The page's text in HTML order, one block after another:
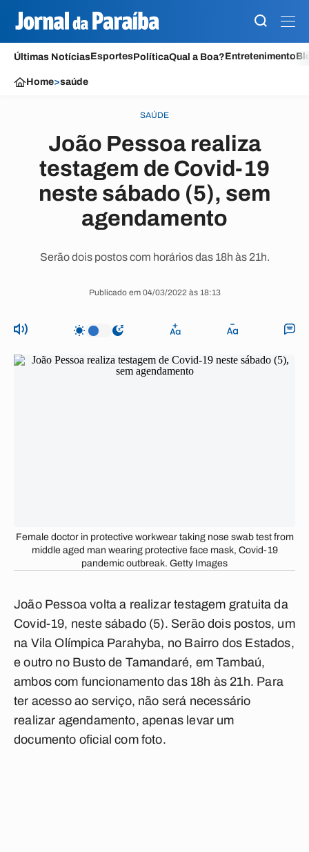
Últimas NotíciasEsportesPolíticaQual a Boa?Entretenimento
Home>saúde
SAÚDE
João Pessoa realiza
testagem de Covid-19
neste sábado (5), sem
agendamento
Serão dois postos com horários das 18h às 21h.
Publicado em 04/03/2022 às 18:13
Female doctor in protective workwear taking nose swab test from
middle aged man wearing protective face mask, Covid-19
pandemic outbreak. Getty Images
João Pessoa volta a realizar testagem gratuita da
Covid-19, neste sábado (5). Serão dois postos, um
na Vila Olímpica Parahyba, no Bairro dos Estados,
e outro no Busto de Tamandaré, em Tambaú,
ambos com funcionamento das 18h às 21h. Para
ter acesso ao serviço, não será necessário
realizar agendamento, apenas levar um
documento oficial com foto.